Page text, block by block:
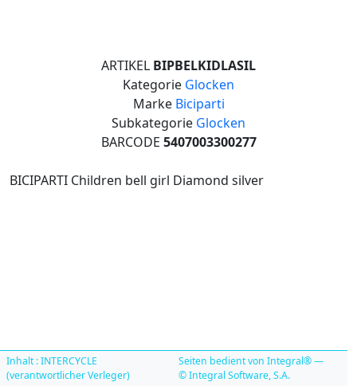
ARTIKEL BIPBELKIDLASIL
Kategorie Glocken
Marke Biciparti
Subkategorie Glocken
BARCODE 5407003300277
BICIPARTI Children bell girl Diamond silver
Inhalt : INTERCYCLE
(verantwortlicher Verleger)
Seiten bedient von Integral® —
© Integral Software, S.A.